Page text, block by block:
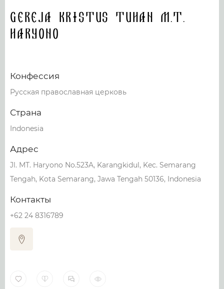
Gereja Kristus Tuhan M.T.
Haryono
Конфессия
Русская православная церковь
Страна
Indonesia
Адрес
Jl. MT. Haryono No.523A, Karangkidul, Kec. Semarang
Tengah, Kota Semarang, Jawa Tengah 50136, Indonesia
Контакты
+62 24 8316789